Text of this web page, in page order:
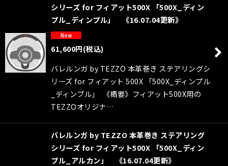
シリーズ for フィアット500X 「500X_ディン
プル_ディンプル」 《16.07.04更新》
61,600円(税込)
バレルンガ by TEZZO 本革巻き ステアリングシ
リーズ for フィアット 500X 「500X_ディンプル
_ディンプル」 《概要》フィアット500X用の
TEZZOオリジナ…
バレルンガ by TEZZO 本革巻き ステアリング
シリーズ for フィアット500X 「500X_ディン
プル_アルカン」 《16.07.04更新》